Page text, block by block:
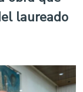
laureado